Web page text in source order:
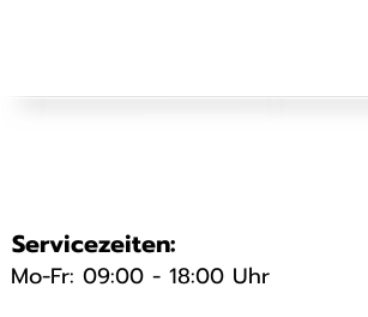
Servicezeiten:
Mo-Fr: 09:00 - 18:00 Uhr